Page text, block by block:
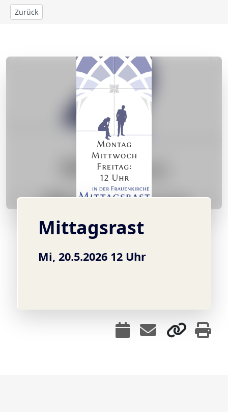
Zurück
Mittagsrast
Mi, 20.5.2026 12 Uhr